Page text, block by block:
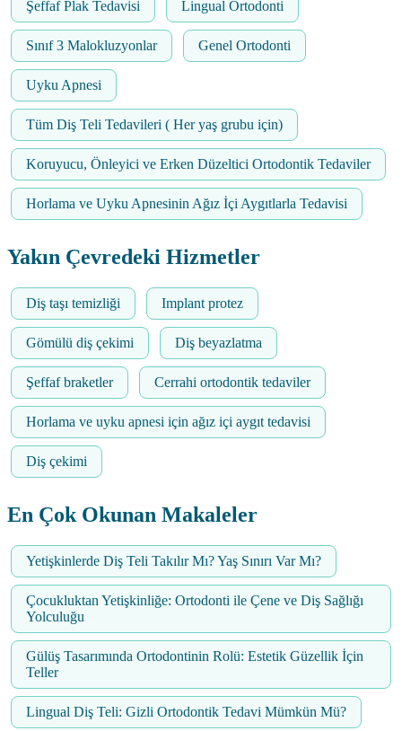
Şeffaf Plak Tedavisi Lingual Ortodonti
Sınıf 3 Malokluzyonlar Genel Ortodonti
Uyku Apnesi
Tüm Diş Teli Tedavileri ( Her yaş grubu için)
Koruyucu, Önleyici ve Erken Düzeltici Ortodontik Tedaviler
Horlama ve Uyku Apnesinin Ağız İçi Aygıtlarla Tedavisi
Yakın Çevredeki Hizmetler
Diş taşı temizliği Implant protez
Gömülü diş çekimi Diş beyazlatma
Şeffaf braketler Cerrahi ortodontik tedaviler
Horlama ve uyku apnesi için ağız içi aygıt tedavisi
Diş çekimi
En Çok Okunan Makaleler
Yetişkinlerde Diş Teli Takılır Mı? Yaş Sınırı Var Mı?
Çocukluktan Yetişkinliğe: Ortodonti ile Çene ve Diş Sağlığı
Yolculuğu
Gülüş Tasarımında Ortodontinin Rolü: Estetik Güzellik İçin
Teller
Lingual Diş Teli: Gizli Ortodontik Tedavi Mümkün Mü?